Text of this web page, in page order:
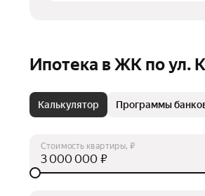
Ипотека в ЖК по ул.
Калькулятор Программы
Стоимость квартиры, ₽
₽